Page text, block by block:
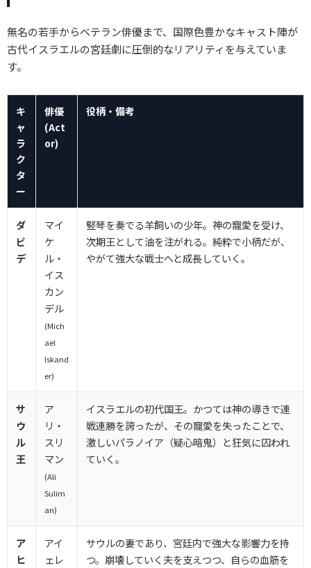
無名の若手からベテラン俳優まで、国際色豊かなキャスト陣が
古代イスラエルの宮廷劇に圧倒的なリアリティを与えていま
す。
キ
ャ
ラ
ク
タ
ー
俳優
(Act
or)
役柄・備考
ダ
ビ
デ
マイ
ケ
ル・
イス
カン
デル
(Mich
ael
Iskand
er)
竪琴を奏でる羊飼いの少年。神の寵愛を受け、
次期王として油を注がれる。純粋で小柄だが、
やがて強大な戦士へと成長していく。
サ
ウ
ル
王
ア
リ・
スリ
マン
(Ali
Sulim
an)
イスラエルの初代国王。かつては神の導きで連
戦連勝を誇ったが、その寵愛を失ったことで、
激しいパラノイア（疑心暗鬼）と狂気に囚われ
ていく。
ア
ヒ
アイ
ェレ
サウルの妻であり、宮廷内で強大な影響力を持
つ。崩壊していく夫を支えつつ、自らの血筋を